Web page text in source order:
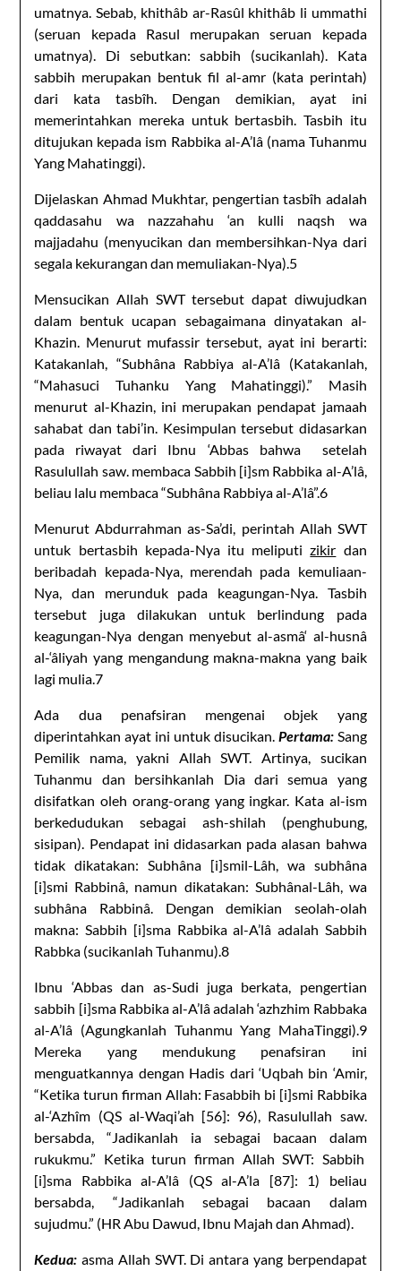
umatnya. Sebab, khithâb ar-Rasûl khithâb li ummathi
(seruan kepada Rasul merupakan seruan kepada
umatnya). Di sebutkan: sabbih (sucikanlah). Kata
sabbih merupakan bentuk fil al-amr (kata perintah)
dari kata tasbîh. Dengan demikian, ayat ini
memerintahkan mereka untuk bertasbih. Tasbih itu
ditujukan kepada ism Rabbika al-A’lâ (nama Tuhanmu
Yang Mahatinggi).
Dijelaskan Ahmad Mukhtar, pengertian tasbîh adalah
qaddasahu wa nazzahahu ‘an kulli naqsh wa
majjadahu (menyucikan dan membersihkan-Nya dari
segala kekurangan dan memuliakan-Nya).5
Mensucikan Allah SWT tersebut dapat diwujudkan
dalam bentuk ucapan sebagaimana dinyatakan al-
Khazin. Menurut mufassir tersebut, ayat ini berarti:
Katakanlah, “Subhâna Rabbiya al-A’lâ (Katakanlah,
“Mahasuci Tuhanku Yang Mahatinggi).” Masih
menurut al-Khazin, ini merupakan pendapat jamaah
sahabat dan tabi’in. Kesimpulan tersebut didasarkan
pada riwayat dari Ibnu ‘Abbas bahwa setelah
Rasulullah saw. membaca Sabbih [i]sm Rabbika al-A’lâ,
beliau lalu membaca “Subhâna Rabbiya al-A’lâ”.6
Menurut Abdurrahman as-Sa’di, perintah Allah SWT
untuk bertasbih kepada-Nya itu meliputizikir dan
beribadah kepada-Nya, merendah pada kemuliaan-
Nya, dan merunduk pada keagungan-Nya. Tasbih
tersebut juga dilakukan untuk berlindung pada
keagungan-Nya dengan menyebut al-asmâ‘ al-husnâ
al-‘âliyah yang mengandung makna-makna yang baik
lagi mulia.7
Ada dua penafsiran mengenai objek yang
diperintahkan ayat ini untuk disucikan.Pertama:Sang
Pemilik nama, yakni Allah SWT. Artinya, sucikan
Tuhanmu dan bersihkanlah Dia dari semua yang
disifatkan oleh orang-orang yang ingkar. Kata al-ism
berkedudukan sebagai ash-shilah (penghubung,
sisipan). Pendapat ini didasarkan pada alasan bahwa
tidak dikatakan: Subhâna [i]smil-Lâh, wa subhâna
[i]smi Rabbinâ, namun dikatakan: Subhânal-Lâh, wa
subhâna Rabbinâ. Dengan demikian seolah-olah
makna: Sabbih [i]sma Rabbika al-A’lâ adalah Sabbih
Rabbka (sucikanlah Tuhanmu).8
Ibnu ‘Abbas dan as-Sudi juga berkata, pengertian
sabbih [i]sma Rabbika al-A’lâ adalah ‘azhzhim Rabbaka
al-A’lâ (Agungkanlah Tuhanmu Yang MahaTinggi).9
Mereka yang mendukung penafsiran ini
menguatkannya dengan Hadis dari ‘Uqbah bin ‘Amir,
“Ketika turun firman Allah: Fasabbih bi [i]smi Rabbika
al-‘Azhîm (QS al-Waqi’ah [56]: 96), Rasulullah saw.
bersabda, “Jadikanlah ia sebagai bacaan dalam
rukukmu.” Ketika turun firman Allah SWT: Sabbih
[i]sma Rabbika al-A’lâ (QS al-A’la [87]: 1) beliau
bersabda, “Jadikanlah sebagai bacaan dalam
sujudmu.” (HR Abu Dawud, Ibnu Majah dan Ahmad).
Kedua: asma Allah SWT. Di antara yang berpendapat